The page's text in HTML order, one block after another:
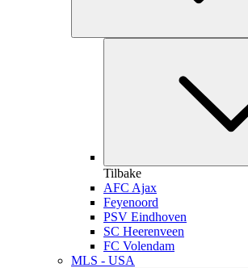
Tilbake
AFC Ajax
Feyenoord
PSV Eindhoven
SC Heerenveen
FC Volendam
MLS - USA